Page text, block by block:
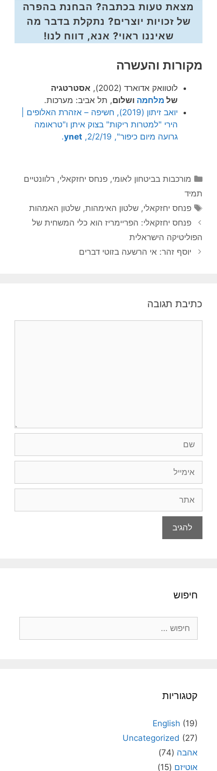
מצאת טעות בכתבה? הבחנת בהפרה
של זכויות יוצרים? נתקלת בדבר מה
שאיננו ראוי? אנא, דווח לנו!
מקורות והעשרה
לוטוואק אדוארד (2002),
אסטרטגיה
של מלחמה ושלום, תל אביב: מערכות.
יואב זיתון (2019), חשיפה – אזהרת האלופים |
הירי "למטרות ריקות" בצוק איתן ו"טראומה
גרועה מיום כיפור", 2/2/19,
ynet
.
קטגוריות
מורכבות בביטחון לאומי,פנחס יחזקאלי, רלוונטיים
תמיד
תגיות
פנחס יחזקאלי,שלטון האימהות,שלטון האמהות
פנחס יחזקאלי: הפריימריז הוא כלי המשחית של
הפוליטיקה הישראלית
יוסף זהר: אי הרשעה בזוטי דברים
כתיבת תגובה
חיפוש
קטגוריות
English (19)
Uncategorized (27)
אהבה (74)
אוטיזם (15)